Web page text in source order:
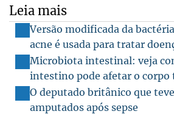
Leia mais
Versão modificada da
acne é usada para tratar
Microbiota intestinal: veja
intestino pode afetar o corpo
O deputado britânico que
amputados após sepse